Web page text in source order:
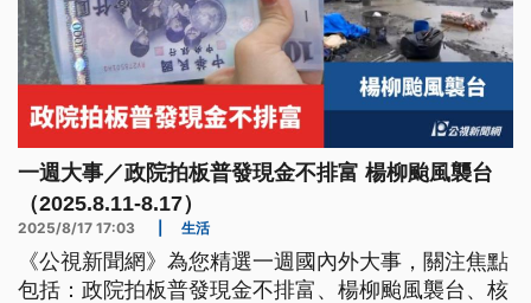
一週大事／政院拍板普發現金不排富 楊柳颱風襲台
（2025.8.11-8.17）
2025/8/17 17:03 生活
《公視新聞網》為您精選一週國內外大事，關注焦點
包括：政院拍板普發現金不排富、楊柳颱風襲台、核